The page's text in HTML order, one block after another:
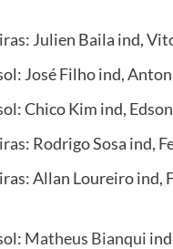
Julien Baila ind,
José Filho ind,
Chico Kim ind,
Rodrigo Sosa ind,
Allan Loureiro ind,
Matheus Bianqui